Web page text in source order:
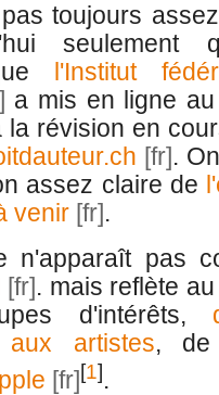
toujours
seulement
l'Institut
a mis en ligne
la révision en
.
assez claire de
venir
.
n'apparaît pas
. mais reflète
d'intérêts,
aux artistes,
[1].